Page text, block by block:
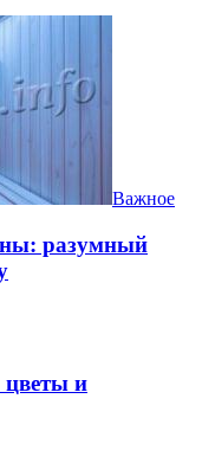
Важное
разумный
и